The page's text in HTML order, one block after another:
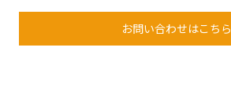
お問い合わせはこちら